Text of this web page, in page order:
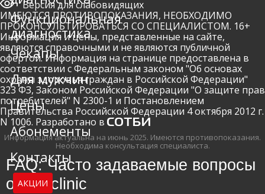
Функциональная
диагностика
Чекапы
Для мужчин
Цены
Абонементы
Контакты
АКЦИИ
Версия для слабовидящих
ИМЕЮТСЯ ПРОТИВОПОКАЗАНИЯ, НЕОБХОДИМО
ПРОКОНСУЛЬТИРОВАТЬСЯ СО СПЕЦИАЛИСТОМ. 16+
Информация и цены, представленные на сайте,
являются справочными и не являются публичной
офертой. Информация на странице предоставлена в
соответствии с Федеральным законом "Об основах
охраны здоровья граждан в Российской Федерации"
323 ФЗ, Законом Российской Федерации "О защите прав
потребителей" N 2300-1 и Постановлением
Правительства Российской Федерации 4 октября 2012 г.
N 1006. Разработано в
Информация актуальна на июнь 2025. Имеются противопоказания.
Необходима консультация специалиста.
FAQ: Часто задаваемые вопросы
об ARclinic